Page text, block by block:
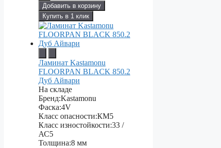
Добавить в корзину
Купить в 1 клик
Ламинат Kastamonu
FLOORPAN BLACK 850.2
Дуб Айвари
На складе
Бренд:Kastamonu
Фаска:4V
Класс опасности:КМ5
Класс изностойкости:33 /
АС5
Толщина:8 мм